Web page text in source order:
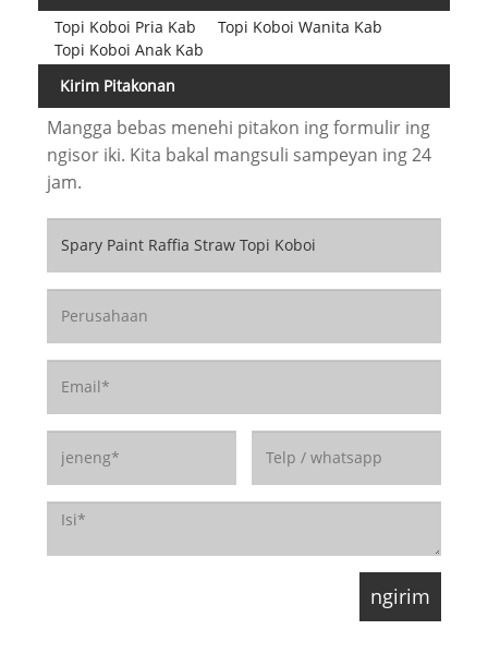
Topi Koboi Pria Kab
Topi Koboi Wanita Kab
Topi Koboi Anak Kab
Kirim Pitakonan
Mangga bebas menehi pitakon ing formulir ing
ngisor iki. Kita bakal mangsuli sampeyan ing 24
jam.